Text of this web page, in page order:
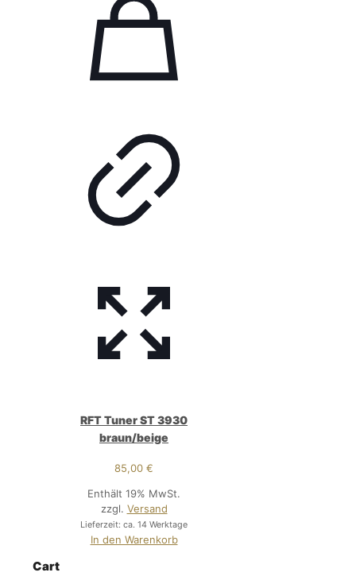
RFT Tuner ST 3930
braun/beige
85,00€
Enthält 19% MwSt.
zzgl. Versand
Lieferzeit: ca. 14 Werktage
In den Warenkorb
Cart